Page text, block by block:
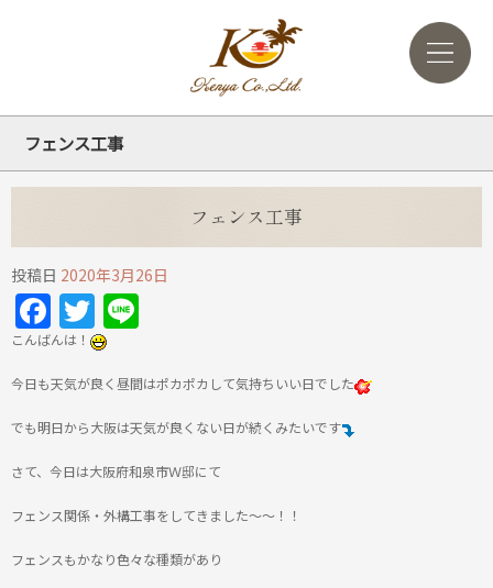
フェンス工事
フェンス工事
投稿日 2020年3月26日
Facebook
Twitter
こんばんは！
今日も天気が良く昼間はポカポカして気持ちいい日でした
でも明日から大阪は天気が良くない日が続くみたいです
さて、今日は大阪府和泉市Ｗ邸にて
フェンス関係・外構工事をしてきました～～！！
フェンスもかなり色々な種類があり